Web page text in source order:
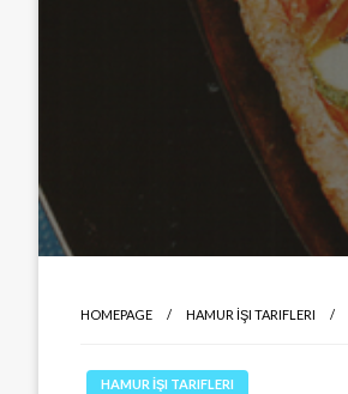
HOMEPAGE HAMUR İŞI TARIFLERI
HAMUR İŞI TARIFLERI